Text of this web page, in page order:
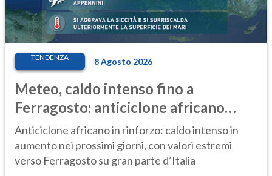
TENDENZA 8 Agosto 2026
Meteo, caldo intenso fino a
Ferragosto: anticiclone africano
ancora protagonista
Anticiclone africano in rinforzo: caldo intenso in
aumento nei prossimi giorni, con valori estremi
verso Ferragosto su gran parte d’Italia